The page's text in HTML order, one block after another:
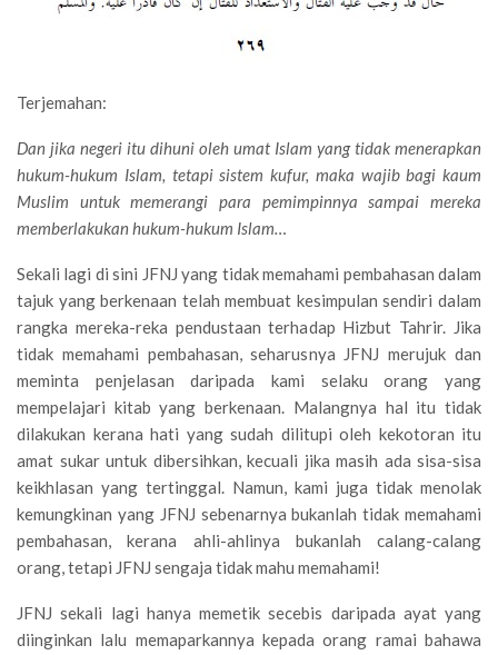
Terjemahan:
Dan jika negeri itu dihuni oleh umat Islam yang tidak menerapkan
hukum-hukum Islam, tetapi sistem kufur, maka wajib bagi kaum
Muslim untuk memerangi para pemimpinnya sampai mereka
memberlakukan hukum-hukum Islam…
Sekali lagi di sini JFNJ yang tidak memahami pembahasan dalam
tajuk yang berkenaan telah membuat kesimpulan sendiri dalam
rangka mereka-reka pendustaan terhadap Hizbut Tahrir. Jika
tidak memahami pembahasan, seharusnya JFNJ merujuk dan
meminta penjelasan daripada kami selaku orang yang
mempelajari kitab yang berkenaan. Malangnya hal itu tidak
dilakukan kerana hati yang sudah dilitupi oleh kekotoran itu
amat sukar untuk dibersihkan, kecuali jika masih ada sisa-sisa
keikhlasan yang tertinggal. Namun, kami juga tidak menolak
kemungkinan yang JFNJ sebenarnya bukanlah tidak memahami
pembahasan, kerana ahli-ahlinya bukanlah calang-calang
orang, tetapi JFNJ sengaja tidak mahu memahami!
JFNJ sekali lagi hanya memetik secebis daripada ayat yang
diinginkan lalu memaparkannya kepada orang ramai bahawa